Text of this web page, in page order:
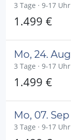
3 Tage · 9-17 Uhr
1.499 €
Mo, 24. Aug
3 Tage · 9-17 Uhr
1.499 €
Mo, 07. Sep
3 Tage · 9-17 Uhr